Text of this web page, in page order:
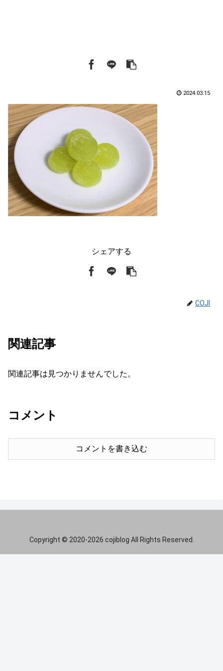
2024.03.15
シェアする
COJI
関連記事
関連記事は見つかりませんでした。
コメント
コメントを書き込む
Copyright © 2020-2026 cojiblog All Rights Reserved.